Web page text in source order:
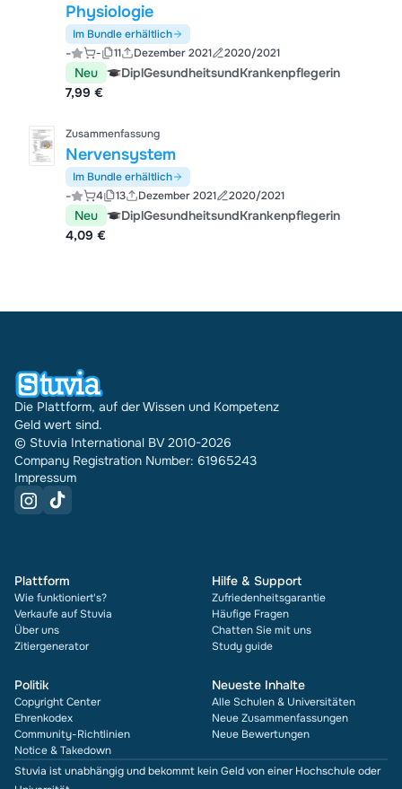
Physiologie
Im Bundle erhältlich
- - 11 Dezember 2021 2020/2021
Neu
DiplGesundheitsundKrankenpflegerin
7,99 €
Zusammenfassung
Nervensystem
Im Bundle erhältlich
- 4 13 Dezember 2021 2020/2021
Neu
DiplGesundheitsundKrankenpflegerin
4,09 €
Die Plattform, auf der Wissen und Kompetenz
Geld wert sind.
© Stuvia International BV 2010-2026
Company Registration Number: 61965243
Impressum
Plattform
Wie funktioniert's?
Verkaufe auf Stuvia
Über uns
Zitiergenerator
Hilfe & Support
Zufriedenheitsgarantie
Häufige Fragen
Chatten Sie mit uns
Study guide
Politik
Copyright Center
Ehrenkodex
Community-Richtlinien
Notice & Takedown
Neueste Inhalte
Alle Schulen & Universitäten
Neue Zusammenfassungen
Neue Bewertungen
Stuvia ist unabhängig und bekommt kein Geld von einer Hochschule oder